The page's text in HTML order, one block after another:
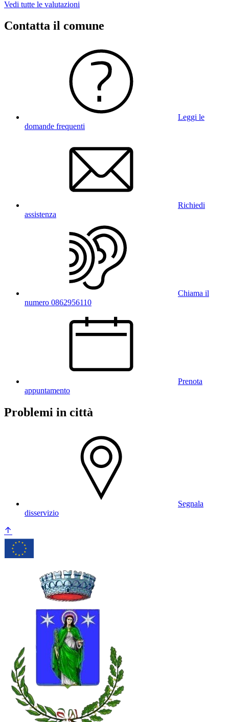
Vedi tutte le valutazioni
Contatta il comune
Leggi le
domande frequenti
Richiedi
assistenza
Chiama il
numero 0862956110
Prenota
appuntamento
Problemi in città
Segnala
disservizio